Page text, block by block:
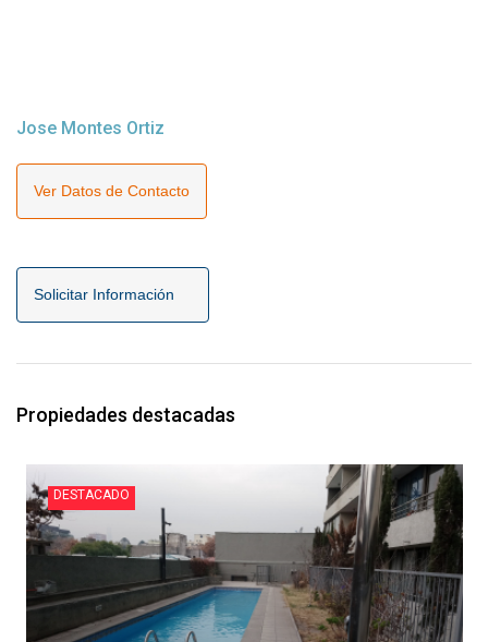
Jose Montes Ortiz
Ver Datos de Contacto
Solicitar Información
Propiedades destacadas
DESTACADO